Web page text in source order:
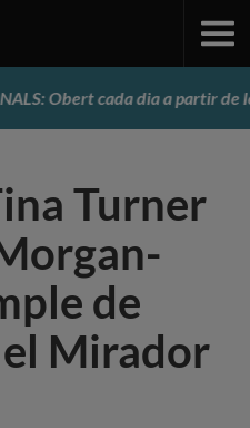
Obert cada dia a partir de les
Turner
de
Mirador